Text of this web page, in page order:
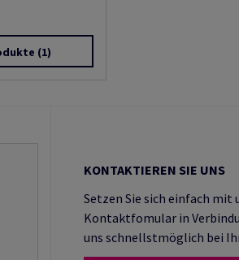
(1)
KONTAKTIEREN SIE UNS
Setzen Sie sich einfach mit
Kontaktfomular in
uns schnellstmöglich bei